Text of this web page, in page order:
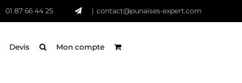
01 87 66 44 25 | contact@punaises-expert.com
Devis Mon compte